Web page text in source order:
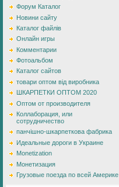
Форум Каталог
Новини сайту
Каталог файлів
Онлайн игры
Комментарии
Фотоальбом
Каталог сайтов
товари оптом від виробника
ШКАРПЕТКИ ОПТОМ 2020
Оптом от производителя
Коллаборация, или
сотрудничество
панчішно-шкарпеткова фабрика
Идеальные дороги в Украине
Monetization
Монетизация
Грузовые поезда по всей Америке